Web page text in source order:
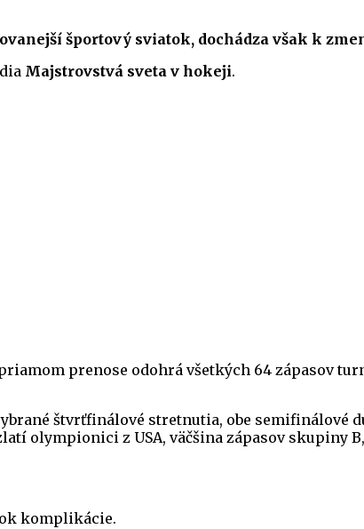
športový sviatok, dochádza však k
Majstrovstvá sveta v hokeji.
prenose odohrá všetkých 64 zápasov
štvrťfinálové stretnutia, obe semifinálové
olympionici z USA, väčšina zápasov skupiny
komplikácie.